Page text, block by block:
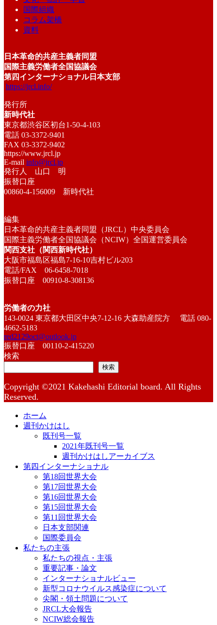
国際組織
コラム架橋
資料
日本革命的共産主義者同盟
国際主義労働者全国協議会
第四インターナショナル日本支部
https://jrcl.info/
発行所
新時代社
東京都渋谷区初台1-50-4-103
電話 03-3372-9401
FAX 03-3372-9402
https://www.jrcl.jp
E-mail info@jrcl.jp
発行人 山口 明
振替口座
00860-4-156009 新時代社
編集
日本革命的共産主義者同盟（JRCL）中央委員会
国際主義労働者全国協議会（NCIW）全国運営委員会
関西支社（関西新時代社）
大阪市福島区福島7-16-10吉村ビル203
電話/FAX 06-6458-7018
振替口座 00910-8-308136
労働者の力社
143-0024 東京都大田区中央7-12-16 大森助産院方 電話 080-
4662-5183
red2129oct@outlook.jp
振替口座 00110-2-415220
検索
検索
Copyright ©2021 Kakehashi Editorial board. All Rights
Reserved.
ホーム
週刊かけはし
既刊号一覧
2021年既刊号一覧
週刊かけはしアーカイブス
第四インターナショナル
第18回世界大会
第17回世界大会
第16回世界大会
第15回世界大会
第11回世界大会
日本支部関連
国際委員会
私たちの主張
私たちの視点・主張
重要記事・論文
インターナショナルビュー
新型コロナウイルス感染症について
尖閣・領土問題について
JRCL大会報告
NCIW総会報告